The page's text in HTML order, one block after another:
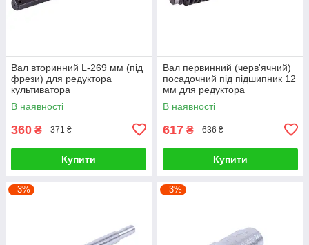
Вал вторинний L-269 мм (під
фрези) для редуктора
культиватора
В наявності
360 ₴ 371 ₴
Купити
Вал первинний (черв'ячний)
посадочний під підшипник 12
мм для редуктора
культиватора.
В наявності
617 ₴ 636 ₴
Купити
–3% –3%